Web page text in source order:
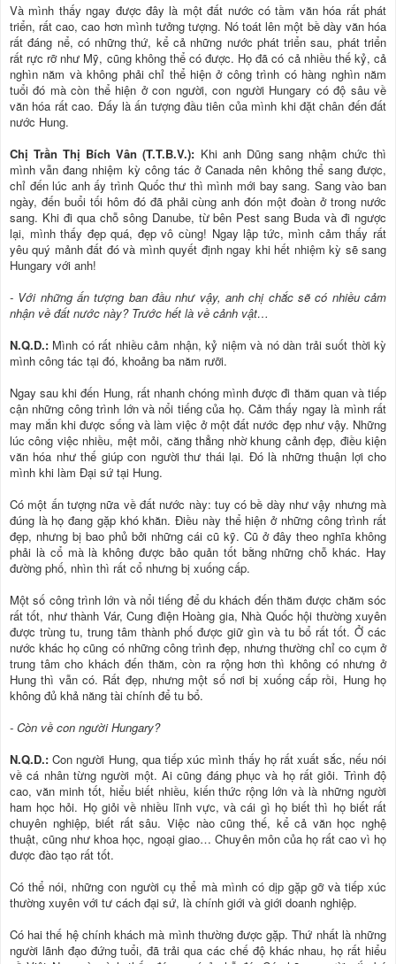
Và mình thấy ngay được đây là một đất nước có tầm văn hóa rất phát
triển, rất cao, cao hơn mình tưởng tượng. Nó toát lên một bề dày văn hóa
rất đáng nể, có những thứ, kể cả những nước phát triển sau, phát triển
rất rực rỡ như Mỹ, cũng không thể có được. Họ đã có cả nhiều thế kỷ, cả
nghìn năm và không phải chỉ thể hiện ở công trình có hàng nghìn năm
tuổi đó mà còn thể hiện ở con người, con người Hungary có độ sâu về
văn hóa rất cao. Đấy là ấn tượng đầu tiên của mình khi đặt chân đến đất
nước Hung.
Chị Trần Thị Bích Vân (T.T.B.V.): Khi anh Dũng sang nhậm chức thì
mình vẫn đang nhiệm kỳ công tác ở Canada nên không thể sang được,
chỉ đến lúc anh ấy trình Quốc thư thì mình mới bay sang. Sang vào ban
ngày, đến buổi tối hôm đó đã phải cùng anh đón một đoàn ở trong nước
sang. Khi đi qua chỗ sông Danube, từ bên Pest sang Buda và đi ngược
lại, mình thấy đẹp quá, đẹp vô cùng! Ngay lập tức, mình cảm thấy rất
yêu quý mảnh đất đó và mình quyết định ngay khi hết nhiệm kỳ sẽ sang
Hungary với anh!
- Với những ấn tượng ban đầu như vậy, anh chị chắc sẽ có nhiều cảm
nhận về đất nước này? Trước hết là về cảnh vật…
N.Q.D.: Mình có rất nhiều cảm nhận, kỷ niệm và nó dàn trải suốt thời kỳ
mình công tác tại đó, khoảng ba năm rưỡi.
Ngay sau khi đến Hung, rất nhanh chóng mình được đi thăm quan và tiếp
cận những công trình lớn và nổi tiếng của họ. Cảm thấy ngay là mình rất
may mắn khi được sống và làm việc ở một đất nước đẹp như vậy. Những
lúc công việc nhiều, mệt mỏi, căng thẳng nhờ khung cảnh đẹp, điều kiện
văn hóa như thế giúp con người thư thái lại. Đó là những thuận lợi cho
mình khi làm Đại sứ tại Hung.
Có một ấn tượng nữa về đất nước này: tuy có bề dày như vậy nhưng mà
đúng là họ đang gặp khó khăn. Điều này thể hiện ở những công trình rất
đẹp, nhưng bị bao phủ bởi những cái cũ kỹ. Cũ ở đây theo nghĩa không
phải là cổ mà là không được bảo quản tốt bằng những chỗ khác. Hay
đường phố, nhìn thì rất cổ nhưng bị xuống cấp.
Một số công trình lớn và nổi tiếng để du khách đến thăm được chăm sóc
rất tốt, như thành Vár, Cung điện Hoàng gia, Nhà Quốc hội thường xuyên
được trùng tu, trung tâm thành phố được giữ gìn và tu bổ rất tốt. Ở các
nước khác họ cũng có những công trình đẹp, nhưng thường chỉ co cụm ở
trung tâm cho khách đến thăm, còn ra rộng hơn thì không có nhưng ở
Hung thì vẫn có. Rất đẹp, nhưng một số nơi bị xuống cấp rồi, Hung họ
không đủ khả năng tài chính để tu bổ.
- Còn về con người Hungary?
N.Q.D.: Con người Hung, qua tiếp xúc mình thấy họ rất xuất sắc, nếu nói
về cá nhân từng người một. Ai cũng đáng phục và họ rất giỏi. Trình độ
cao, văn minh tốt, hiểu biết nhiều, kiến thức rộng lớn và là những người
ham học hỏi. Họ giỏi về nhiều lĩnh vực, và cái gì họ biết thì họ biết rất
chuyên nghiệp, biết rất sâu. Việc nào cũng thế, kể cả văn học nghệ
thuật, cũng như khoa học, ngoại giao… Chuyên môn của họ rất cao vì họ
được đào tạo rất tốt.
Có thể nói, những con người cụ thể mà mình có dịp gặp gỡ và tiếp xúc
thường xuyên với tư cách đại sứ, là chính giới và giới doanh nghiệp.
Có hai thế hệ chính khách mà mình thường được gặp. Thứ nhất là những
người lãnh đạo đứng tuổi, đã trải qua các chế độ khác nhau, họ rất hiểu